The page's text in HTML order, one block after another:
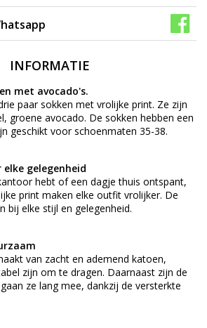
INFORMATIE
met avocado's.
paar sokken met vrolijke print. Ze zijn
groene avocado. De sokken hebben een
geschikt voor schoenmaten 35-38.
gelegenheid
hebt of een dagje thuis ontspant,
print maken elke outfit vrolijker. De
bij elke stijl en gelegenheid.
van zacht en ademend katoen,
zijn om te dragen. Daarnaast zijn de
ze lang mee, dankzij de versterkte